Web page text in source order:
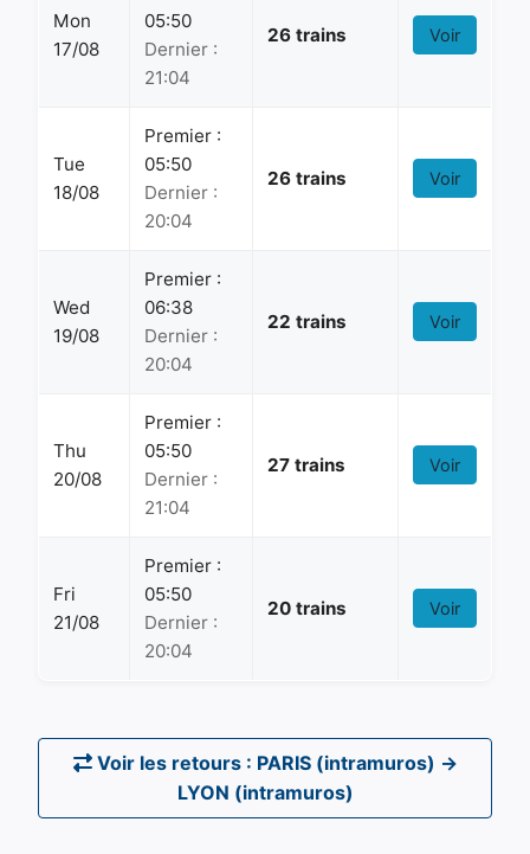
Mon
17/08
05:50
Dernier :
21:04
26 trains Voir
Tue
18/08
Premier :
05:50
Dernier :
20:04
26 trains Voir
Wed
19/08
Premier :
06:38
Dernier :
20:04
22 trains Voir
Thu
20/08
Premier :
05:50
Dernier :
21:04
27 trains Voir
Fri
21/08
Premier :
05:50
Dernier :
20:04
20 trains Voir
Voir les retours : PARIS (intramuros) →
LYON (intramuros)